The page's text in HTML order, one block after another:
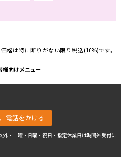
格は特に断りがない限り税込(10%)です。
様向けメニュー
電話をかける
・土曜・日曜・祝日・指定休業日は時間外受付に